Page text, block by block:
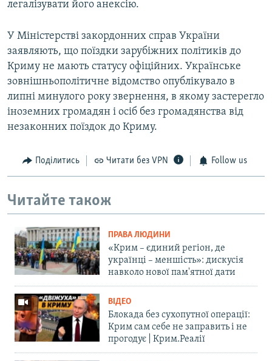
легалізувати його анексію.
У Міністерстві закордонних справ України
заявляють, що поїздки зарубіжних політиків до
Криму не мають статусу офіційних. Українське
зовнішньополітичне відомство опублікувало в
липні минулого року звернення, в якому застерегло
іноземних громадян і осіб без громадянства від
незаконних поїздок до Криму.
Поділитись Читати без VPN Follow us
Читайте також
ПРАВА ЛЮДИНИ
«Крим – єдиний регіон, де
українці – меншість»: дискусія
навколо нової пам'ятної дати
ВІДЕО
Блокада без сухопутної операції:
Крим сам себе не заправить і не
прогодує | Крим.Реалії